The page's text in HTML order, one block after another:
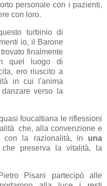
personale con i pazienti,
con loro.
turbinio di
io, il Barone
finalmente
quel luogo di
ero riuscito a
in cui l'anima
verso la
foucaltiana le riflessioni
che, alla convenzione e
con la razionalità, in una
che preserva la vitalità, la
Pisani partecipò alle